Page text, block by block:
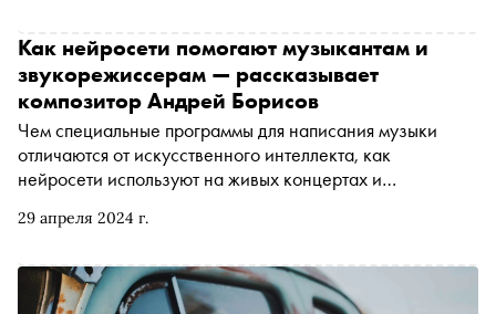
29 апреля 2024 г.
Как нейросети помогают музыкантам и
звукорежиссерам — рассказывает
композитор Андрей Борисов
Чем специальные программы для написания музыки
отличаются от искусственного интеллекта, как
нейросети используют на живых концертах и
созданные ИИ, — «Сноб» узнал у Андрея Борисова,